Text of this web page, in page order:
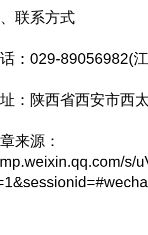
系方式
029-89056982(
陕西省西安市西太
源：
s/